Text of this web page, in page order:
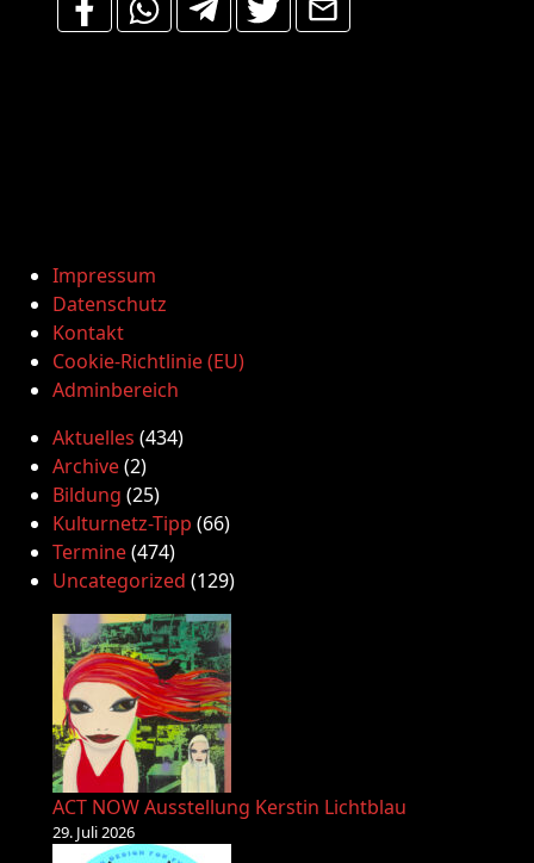
Impressum
Datenschutz
Kontakt
Cookie-Richtlinie (EU)
Adminbereich
Aktuelles (434)
Archive(2)
Bildung (25)
Kulturnetz-Tipp (66)
Termine(474)
Uncategorized (129)
ACT NOW Ausstellung Kerstin Lichtblau
29. Juli 2026